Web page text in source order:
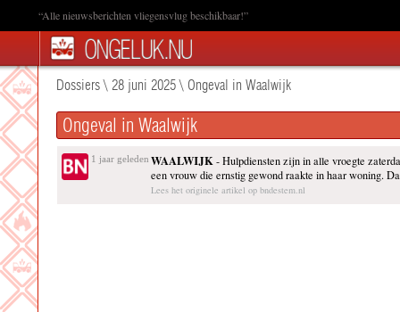
“Alle nieuwsberichten vliegensvlug beschikbaar!”
Dossiers\ 28 juni 2025\ Ongeval in Waalwijk
Ongeval in Waalwijk
1 jaar geleden WAALWIJK- Hulpdiensten zijn in alle vroegte
een vrouw die ernstig gewond raakte in haar woning.
Lees het originele artikel op bndestem.nl